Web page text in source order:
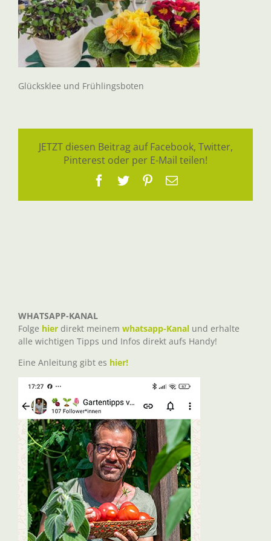
Glücksklee und Frühlingsboten
JETZT diesen Beitrag auf Facebook, Twitter,
Pinterest oder per E-Mail teilen!
Facebook
TwitterPinterest
E-
WHATSAPP-KANAL
Folge hier direkt meinem whatsapp-Kanal und erhalte
alle wichtigen Tipps und Infos direkt aufs Handy!
Eine Anleitung gibt es hier!